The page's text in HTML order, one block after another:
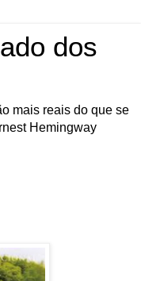
dos
mais reais do que se
Hemingway